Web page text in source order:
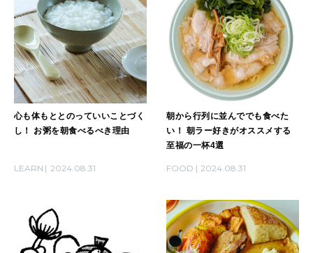
MAMA
ママもいろいろ
SUSTAINABLE
わたしができること
CULTURE
WORK&MONEY
いい人生って？
心も体もととのっていいことづく
し！ お粥を朝食べるべき理由
LEARN 2024.08.31
朝から行列に並んででも食べた
い！ 朝ラー好きがオススメする
至福の一杯4選
FOOD 2024.08.31